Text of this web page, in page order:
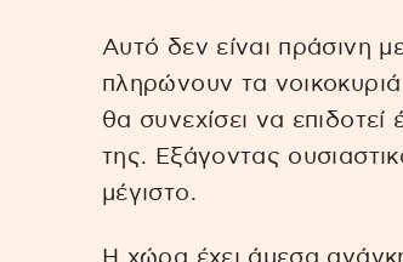
Αυτό δεν είναι πράσινη
πληρώνουν τα
θα συνεχίσει να
της. Εξάγοντας
μέγιστο.